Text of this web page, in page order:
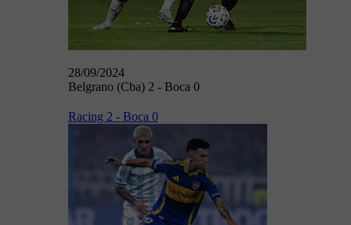
28/09/2024
Belgrano (Cba) 2 - Boca 0
Racing 2 - Boca 0